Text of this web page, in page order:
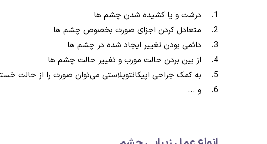
1. درشت و یا کشیده شدن چشم ها
2. متعادل کردن اجزای صورت بخصوص چشم ها
3. دائمی بودن تغییر ایجاد شده در چشم ها
4. از بین بردن حالت مورب و تغییر حالت چشم ها
5. به کمک جراحی اپیکانتوپلاستی می‌توان صورت را از حالت خسته به نظر رسیدن خارج کرد.
6. و ...